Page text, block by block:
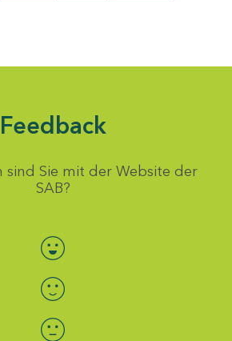
Feedback
sind Sie mit der Website der
SAB?
Bewertung auswählen